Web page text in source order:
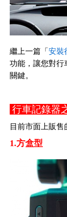
繼上一篇「 安裝
功能，讓您對行
關鍵。
行車記錄器
目前市面上販
1.方盒型